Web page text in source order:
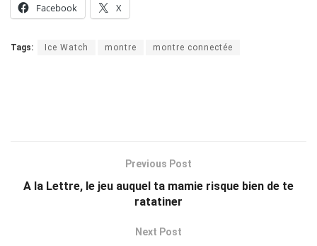
Facebook X
Tags: Ice Watch montre montre connectée
Previous Post
A la Lettre, le jeu auquel ta mamie risque bien de te
ratatiner
Next Post